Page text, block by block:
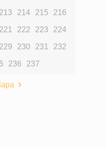
213 214 215 216
221 222 223 224
229 230 231 232
236 237